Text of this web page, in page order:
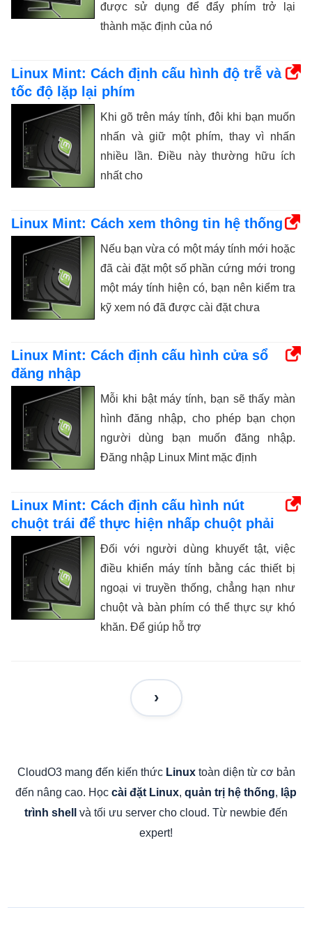
được sử dụng để đẩy phím trở lại
thành mặc định của nó
Linux Mint: Cách định cấu hình độ trễ và
tốc độ lặp lại phím
Khi gõ trên máy tính, đôi khi bạn muốn
nhấn và giữ một phím, thay vì nhấn
nhiều lần. Điều này thường hữu ích
nhất cho
Linux Mint: Cách xem thông tin hệ thống
Nếu bạn vừa có một máy tính mới hoặc
đã cài đặt một số phần cứng mới trong
một máy tính hiện có, bạn nên kiểm tra
kỹ xem nó đã được cài đặt chưa
Linux Mint: Cách định cấu hình cửa sổ
đăng nhập
Mỗi khi bật máy tính, bạn sẽ thấy màn
hình đăng nhập, cho phép bạn chọn
người dùng bạn muốn đăng nhập.
Đăng nhập Linux Mint mặc định
Linux Mint: Cách định cấu hình nút
chuột trái để thực hiện nhấp chuột phải
Đối với người dùng khuyết tật, việc
điều khiển máy tính bằng các thiết bị
ngoại vi truyền thống, chẳng hạn như
chuột và bàn phím có thể thực sự khó
khăn. Để giúp hỗ trợ
CloudO3 mang đến kiến thức Linuxtoàn diện từ cơ bản
đến nâng cao. Học cài đặt Linux, quản trị hệ thống, lập
trình shell
và tối ưu server cho cloud. Từ newbie đến
expert!